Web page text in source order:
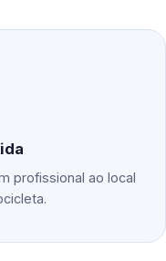
profissional ao local